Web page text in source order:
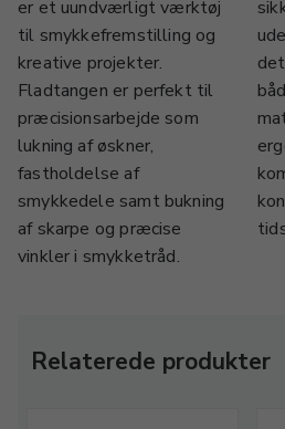
er et uundværligt værktøj
til smykkefremstilling og
kreative projekter.
Fladtangen er perfekt til
præcisionsarbejde som
lukning af øskner,
fastholdelse af
smykkedele samt bukning
af skarpe og præcise
vinkler i smykketråd.
Relaterede produkter